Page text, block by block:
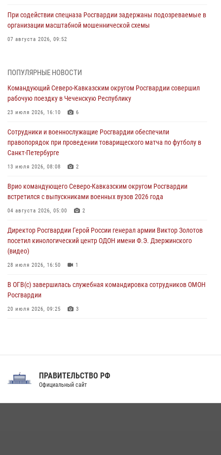
При содействии спецназа Росгвардии задержаны подозреваемые в
организации масштабной мошеннической схемы
07 августа 2026, 09:52
составом военно-политических органов
Мастер-класс по боевым искусствам провели росгвардейцы в
Херсонской области
Росгвардейцы задержали хулигана, пугавшего пневматическим
пистолетом граждан центре Санкт-Петербурга
07 августа 2026, 08:33
В центре Москвы росгвардейцы задержали мужчину, пытавшегося
проникнуть на охраняемый объект через крышу (видео)
07 августа 2026, 08:04
ПОПУЛЯРНЫЕ НОВОСТИ
Командующий Северо-Кавказским округом Росгвардии совершил
рабочую поездку в Чеченскую Республику
23 июля 2026, 16:10 6
Сотрудники и военнослужащие Росгвардии обеспечили
правопорядок при проведении товарищеского матча по футболу в
Санкт-Петербурге
13 июля 2026, 08:08 2
Врио командующего Северо-Кавказским округом Росгвардии
встретился с выпускниками военных вузов 2026 года
04 августа 2026, 05:00 2
Директор Росгвардии Герой России генерал армии Виктор Золотов
посетил кинологический центр ОДОН имени Ф.Э. Дзержинского
(видео)
28 июля 2026, 16:50 1
В ОГВ(с) завершилась служебная командировка сотрудников ОМОН
Росгвардии
20 июля 2026, 09:25 3
Праздник «Один день с Росгвардией» к 105-летию Центрального
ПРАВИТЕЛЬСТВО РФ
Официальный сайт